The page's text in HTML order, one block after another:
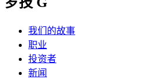
我们的故事
职业
投资者
新闻